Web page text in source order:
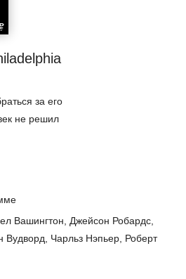
за его
не решил
Вашингтон, Джейсон Робардс,
Вудворд, Чарльз Нэпьер, Роберт